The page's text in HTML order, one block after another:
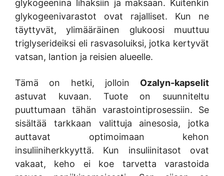
glykogeenina lihaksiin ja maksaan. Kuitenkin
glykogeenivarastot ovat rajalliset. Kun ne
täyttyvät, ylimääräinen glukoosi muuttuu
triglyserideiksi eli rasvasoluiksi, jotka kertyvät
vatsan, lantion ja reisien alueelle.
Tämä on hetki, jolloin Ozalyn-kapselit
astuvat kuvaan. Tuote on suunniteltu
puuttumaan tähän varastointiprosessiin. Se
sisältää tarkkaan valittuja ainesosia, jotka
auttavat optimoimaan kehon
insuliiniherkkyyttä. Kun insuliinitasot ovat
vakaat, keho ei koe tarvetta varastoida